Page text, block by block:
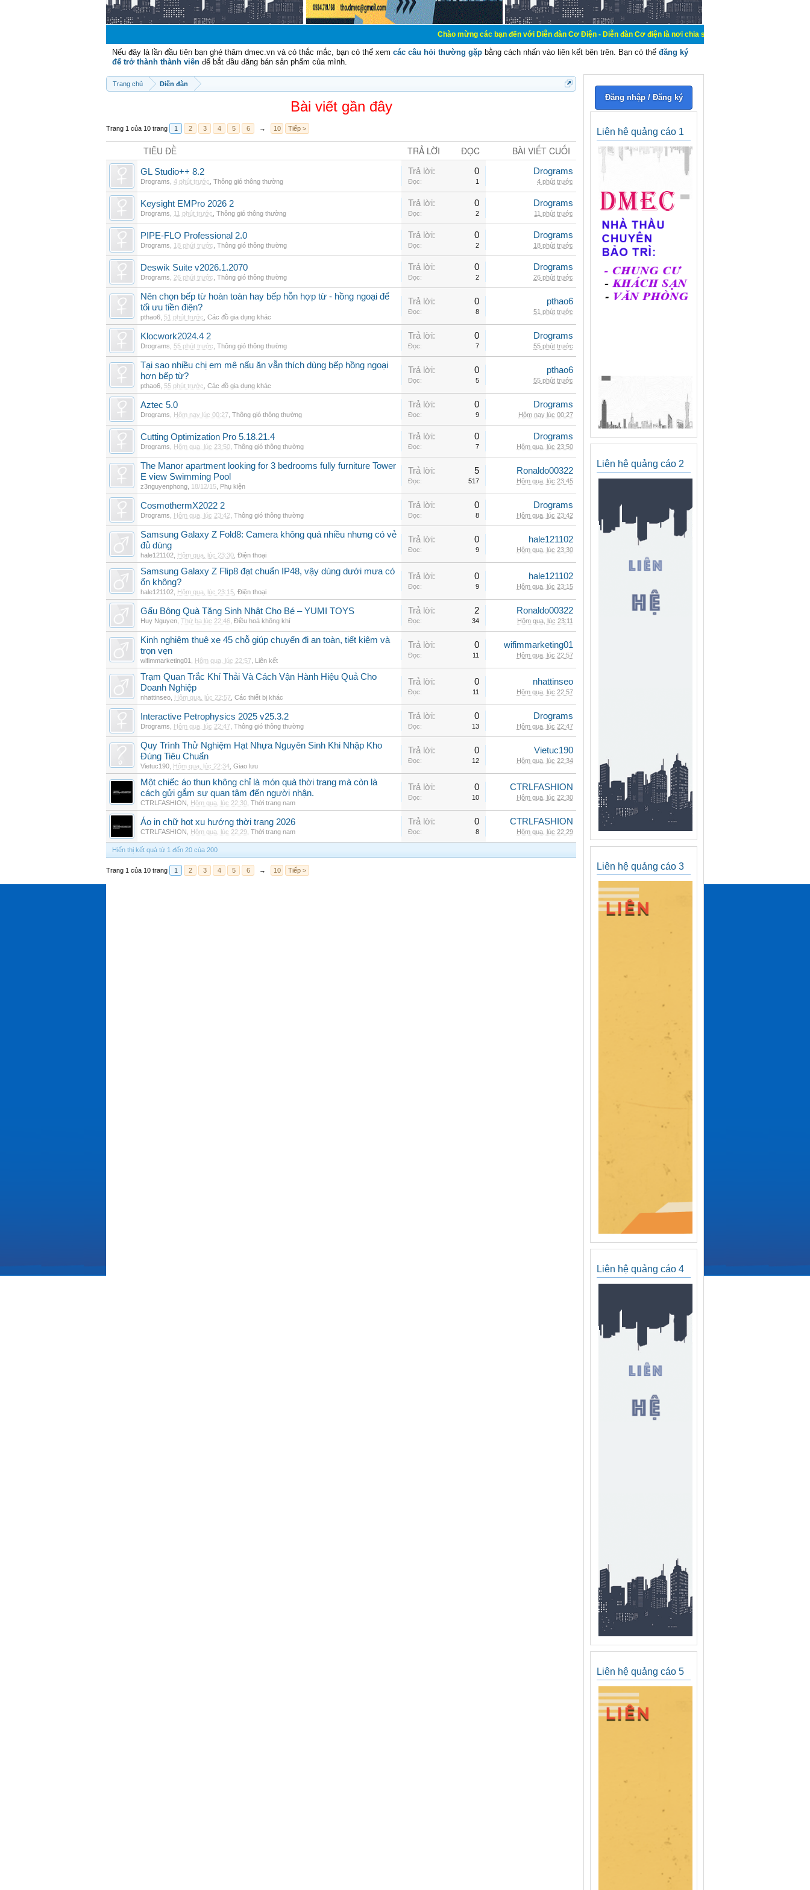
Chào mừng các bạn đến với Diễn đàn Cơ Điện - Diễn đàn Cơ điện là nơi chia sẽ kiến thức kinh nghiệm trong lãnh vực
Nếu đây là lần đầu tiên bạn ghé thăm dmec.vn và có thắc mắc, bạn có thể xem các câu hỏi thường gặp bằng cách nhấn vào liên kết bên trên. Bạn có thể đăng ký
để trở thành thành viên để bắt đầu đăng bán sản phẩm của mình.
Trang chủ Diễn đàn
Bài viết gần đây
Trang 1 của 10 trang 1 2 3 4 5 6 → 10 Tiếp >
TIÊU ĐỀ TRẢ LỜI ĐỌC BÀI VIẾT CUỐI
GL Studio++ 8.2
Drograms 4 phút trước Thông gió thông thường
Trả lời: 0
Đọc: 1
Drograms
4 phút trước
Keysight EMPro 2026 2
Drograms 11 phút trước Thông gió thông thường
Trả lời: 0
Đọc: 2
Drograms
11 phút trước
PIPE-FLO Professional 2.0
Drograms 18 phút trước Thông gió thông thường
Trả lời: 0
Đọc: 2
Drograms
18 phút trước
Deswik Suite v2026.1.2070
Drograms 26 phút trước Thông gió thông thường
Trả lời: 0
Đọc: 2
Drograms
26 phút trước
Nên chọn bếp từ hoàn toàn hay bếp hỗn hợp từ - hồng ngoại để
tối ưu tiền điện?
pthao6 51 phút trước Các đồ gia dụng khác
Trả lời: 0
Đọc: 8
pthao6
51 phút trước
Klocwork2024.4 2
Drograms 55 phút trước Thông gió thông thường
Trả lời: 0
Đọc: 7
Drograms
55 phút trước
Tại sao nhiều chị em mê nấu ăn vẫn thích dùng bếp hồng ngoại
hơn bếp từ?
pthao6 55 phút trước Các đồ gia dụng khác
Trả lời: 0
Đọc: 5
pthao6
55 phút trước
Aztec 5.0
Drograms Hôm nay lúc 00:27 Thông gió thông thường
Trả lời: 0
Đọc: 9
Drograms
Hôm nay lúc 00:27
Cutting Optimization Pro 5.18.21.4
Drograms Hôm qua, lúc 23:50 Thông gió thông thường
Trả lời: 0
Đọc: 7
Drograms
Hôm qua, lúc 23:50
The Manor apartment looking for 3 bedrooms fully furniture Tower
E view Swimming Pool
z3nguyenphong 18/12/15 Phụ kiện
Trả lời: 5
Đọc: 517
Ronaldo00322
Hôm qua, lúc 23:45
CosmothermX2022 2
Drograms Hôm qua, lúc 23:42 Thông gió thông thường
Trả lời: 0
Đọc: 8
Drograms
Hôm qua, lúc 23:42
Samsung Galaxy Z Fold8: Camera không quá nhiều nhưng có vẻ
đủ dùng
hale121102 Hôm qua, lúc 23:30 Điện thoại
Trả lời: 0
Đọc: 9
hale121102
Hôm qua, lúc 23:30
Samsung Galaxy Z Flip8 đạt chuẩn IP48, vậy dùng dưới mưa có
ổn không?
hale121102 Hôm qua, lúc 23:15 Điện thoại
Trả lời: 0
Đọc: 9
hale121102
Hôm qua, lúc 23:15
Gấu Bông Quà Tặng Sinh Nhật Cho Bé – YUMI TOYS
Huy Nguyen Thứ ba lúc 22:46 Điều hoà không khí
Trả lời: 2
Đọc: 34
Ronaldo00322
Hôm qua, lúc 23:11
Kinh nghiệm thuê xe 45 chỗ giúp chuyến đi an toàn, tiết kiệm và
trọn vẹn
wifimmarketing01 Hôm qua, lúc 22:57 Liên kết
Trả lời: 0
Đọc: 11
wifimmarketing01
Hôm qua, lúc 22:57
Trạm Quan Trắc Khí Thải Và Cách Vận Hành Hiệu Quả Cho
Doanh Nghiệp
nhattinseo Hôm qua, lúc 22:57 Các thiết bị khác
Trả lời: 0
Đọc: 11
nhattinseo
Hôm qua, lúc 22:57
Interactive Petrophysics 2025 v25.3.2
Drograms Hôm qua, lúc 22:47 Thông gió thông thường
Trả lời: 0
Đọc: 13
Drograms
Hôm qua, lúc 22:47
Quy Trình Thử Nghiệm Hạt Nhựa Nguyên Sinh Khi Nhập Kho
Đúng Tiêu Chuẩn
Vietuc190 Hôm qua, lúc 22:34 Giao lưu
Trả lời: 0
Đọc: 12
Vietuc190
Hôm qua, lúc 22:34
Một chiếc áo thun không chỉ là món quà thời trang mà còn là
cách gửi gắm sự quan tâm đến người nhận.
CTRLFASHION Hôm qua, lúc 22:30 Thời trang nam
Trả lời: 0
Đọc: 10
CTRLFASHION
Hôm qua, lúc 22:30
Áo in chữ hot xu hướng thời trang 2026
CTRLFASHION Hôm qua, lúc 22:29 Thời trang nam
Trả lời: 0
Đọc: 8
CTRLFASHION
Hôm qua, lúc 22:29
Hiển thị kết quả từ 1 đến 20 của 200
Trang 1 của 10 trang 1 2 3 4 5 6 → 10 Tiếp >
Đăng nhập / Đăng ký
Liên hệ quảng cáo 1
Liên hệ quảng cáo 2
Liên hệ quảng cáo 3
Liên hệ quảng cáo 4
Liên hệ quảng cáo 5